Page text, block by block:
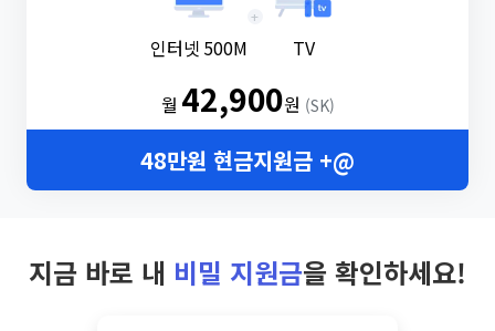
인터넷 500M
+
TV
월 42,900원 (SK)
48만원 현금지원금 +@
지금 바로 내 비밀 지원금을 확인하세요!